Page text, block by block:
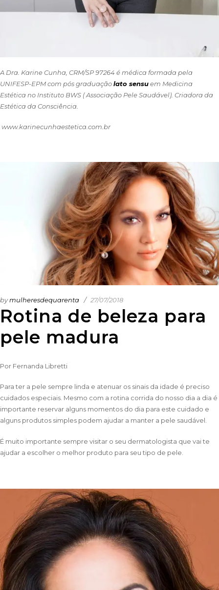
A Dra. Karine Cunha , CRM/SP 97264 é médica formada pela
UNIFESP-EPM com pós graduaçãolato sensuem Medicina
Estética no Instituto BWS ( Associação Pele Saudável). Criadora da
Estética da Consciência.
www.karinecunhaestetica.com.br
Rotina de beleza para
pele madura
bymulheresdequarenta 27/07/2018
Por Fernanda Libretti
Para ter a pele sempre linda e atenuar os sinais da idade é preciso
cuidados especiais. Mesmo com a rotina corrida do nosso dia a dia é
importante reservar alguns momentos do dia para este cuidado e
alguns produtos simples podem ajudar a manter a pele saudável.
É muito importante sempre visitar o seu dermatologista que vai te
ajudar a escolher o melhor produto para seu tipo de pele.